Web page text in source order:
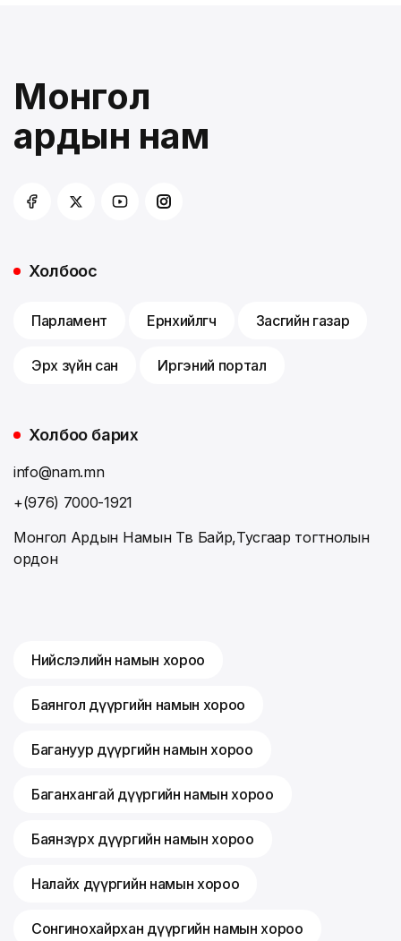
Монгол
ардын нам
Холбоос
Парламент Ерөнхийлөгч Засгийн газар
Эрх зүйн сан Иргэний портал
Холбоо барих
info@nam.mn
+(976) 7000-1921
Монгол Ардын Намын Төв Байр,Тусгаар тогтнолын
ордон
Нийслэлийн намын хороо
Баянгол дүүргийн намын хороо
Багануур дүүргийн намын хороо
Баганхангай дүүргийн намын хороо
Баянзүрх дүүргийн намын хороо
Налайх дүүргийн намын хороо
Сонгинохайрхан дүүргийн намын хороо